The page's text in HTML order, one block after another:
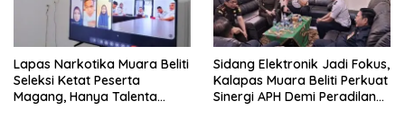
Lapas Narkotika Muara Beliti
Seleksi Ketat Peserta
Magang, Hanya Talenta
Sidang Elektronik Jadi Fokus,
Kalapas Muara Beliti Perkuat
Sinergi APH Demi Peradilan